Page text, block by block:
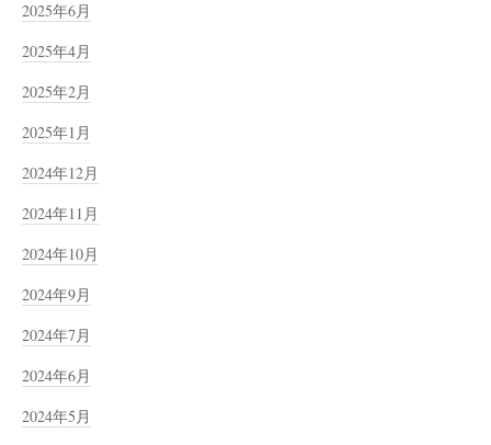
2025年6月
2025年4月
2025年2月
2025年1月
2024年12月
2024年11月
2024年10月
2024年9月
2024年7月
2024年6月
2024年5月